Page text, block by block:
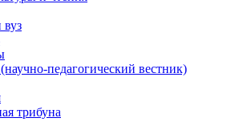
педагогический вестник)
трибуна